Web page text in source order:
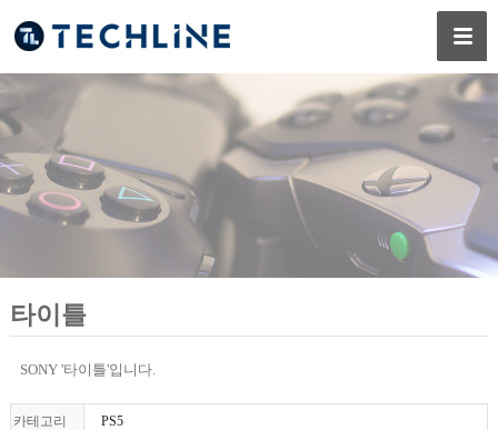
타이틀
SONY '타이틀'입니다.
카테고리 PS5